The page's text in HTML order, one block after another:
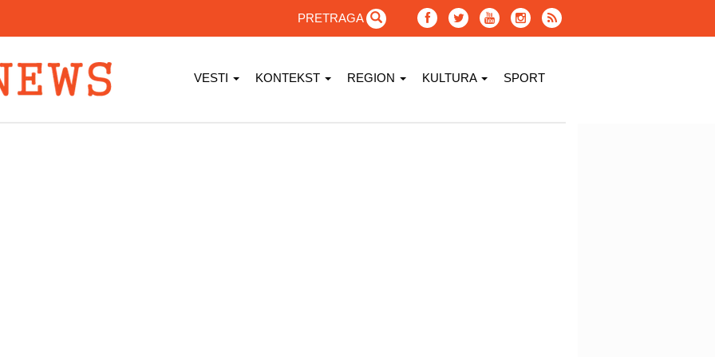
PRETRAGA
VESTI KONTEKST REGION KULTURA SPORT